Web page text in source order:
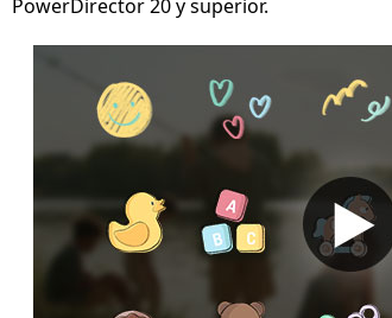
PowerDirector 20 y superior.